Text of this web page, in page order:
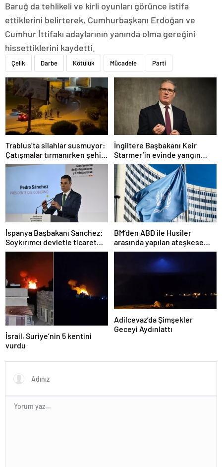
Baruğ da tehlikeli ve kirli oyunları görünce istifa
ettiklerini belirterek, Cumhurbaşkanı Erdoğan ve
Cumhur İttifakı adaylarının yanında olma gereğini
hissettiklerini kaydetti.
Çelik Darbe Kötülük Mücadele Parti
Trablus’ta silahlar susmuyor:
Çatışmalar tırmanırken şehir
alarmda
İngiltere Başbakanı Keir
Starmer’in evinde yangın
çıktı
İspanya Başbakanı Sanchez:
Soykırımcı devletle ticaret
yapmayız
BM’den ABD ile Husiler
arasında yapılan ateşkese
ilişkin değerlendirme
İsrail, Suriye’nin 5 kentini
vurdu
Adilcevaz’da Şimşekler
Geceyi Aydınlattı